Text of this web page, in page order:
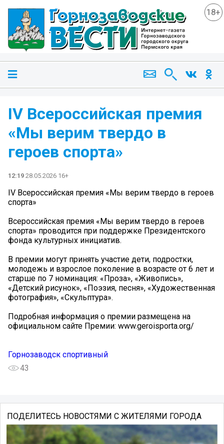
18+
IV Всероссийская премия
«Мы верим твердо в
героев спорта»
12:19 28.05.2026 16+
IV Всероссийская премия «Мы верим твердо в героев
спорта»
Всероссийская премия «Мы верим твердо в героев
спорта» проводится при поддержке Президентского
фонда культурных инициатив.
В премии могут принять участие дети, подростки,
молодежь и взрослое поколение в возрасте от 6 лет и
старше по 7 номинация: «Проза», «Живопись»,
«Детский рисунок», «Поэзия, песня», «Художественная
фотография», «Скульптура».
Подробная информация о премии размещена на
официальном сайте Премии: www.geroisporta.org/
Горнозаводск спортивный
43
ПОДЕЛИТЕСЬ НОВОСТЯМИ С ЖИТЕЛЯМИ ГОРОДА